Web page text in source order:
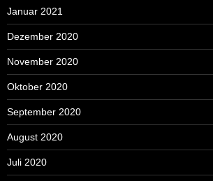
Januar 2021
Dezember 2020
November 2020
Oktober 2020
September 2020
August 2020
Juli 2020